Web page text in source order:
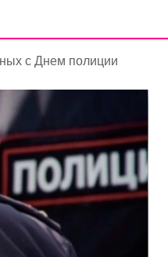
с Днем полиции